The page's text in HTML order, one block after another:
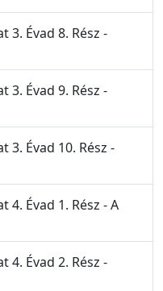
3. Évad 8. Rész -
3. Évad 9. Rész -
3. Évad 10. Rész -
Évad 1. Rész - A
4. Évad 2. Rész -